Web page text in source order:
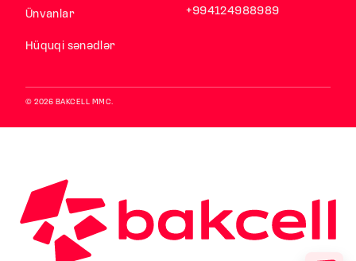
Ünvanlar
Hüquqi sənədlər
+994124988989
© 2026 BAKCELL MMC.